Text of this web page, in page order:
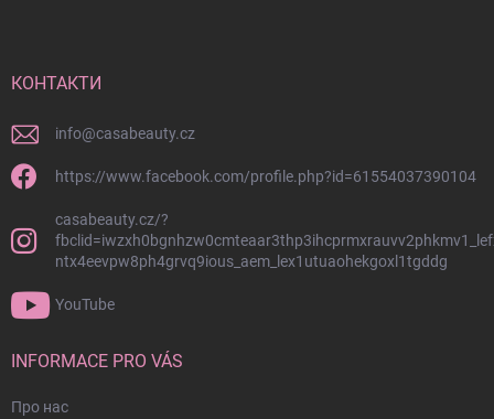
КОНТАКТИ
info@casabeauty.cz
https://www.facebook.com/profile.php?id=61554037390104
casabeauty.cz/?
ntx4eevpw8ph4grvq9ious_aem_lex1utuaohekgoxl1tgddg
YouTube
INFORMACE PRO VÁS
Про нас